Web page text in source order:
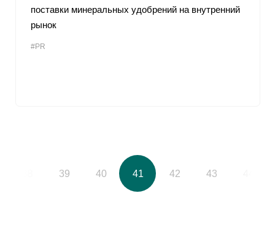
поставки минеральных удобрений на внутренний
рынок
#PR
39 40 41 42 43